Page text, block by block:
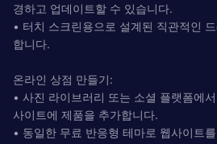
경하고 업데이트할 수 있습니다.
• 터치 스크린용으로 설계된 직관적인
합니다.
온라인 상점 만들기:
• 사진 라이브러리 또는 소셜 플랫폼에
사이트에 제품을 추가합니다.
• 동일한 무료 반응형 테마로 웹사이트